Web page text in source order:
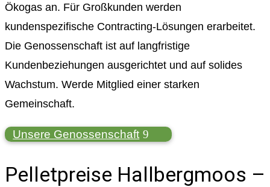
Ökogas an. Für Großkunden werden
kundenspezifische Contracting-Lösungen erarbeitet.
Die Genossenschaft ist auf langfristige
Kundenbeziehungen ausgerichtet und auf solides
Wachstum. Werde Mitglied einer starken
Gemeinschaft.
Unsere Genossenschaft
Pelletpreise Hallbergmoos –